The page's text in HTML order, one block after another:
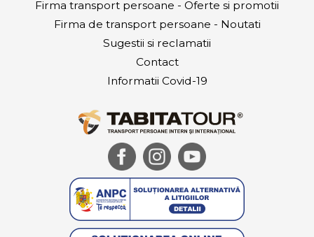
Firma transport persoane - Oferte si promotii
Firma de transport persoane - Noutati
Sugestii si reclamatii
Contact
Informatii Covid-19